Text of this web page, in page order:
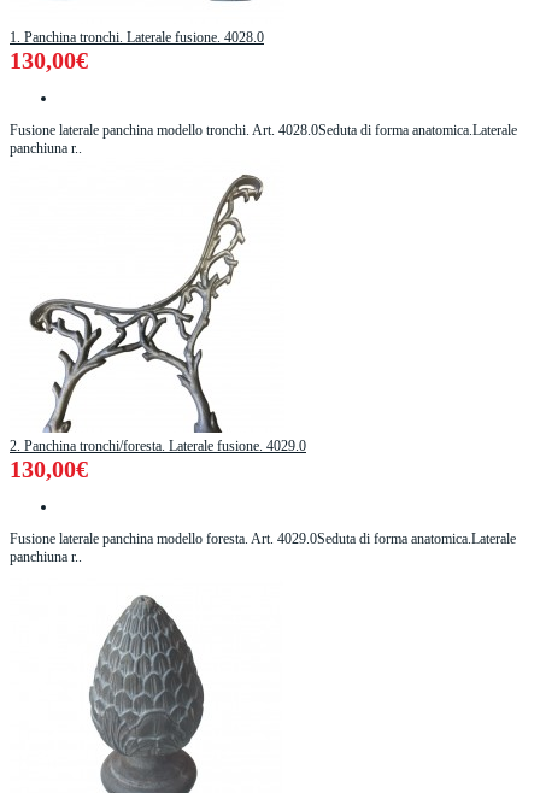
1. Panchina tronchi. Laterale fusione. 4028.0
130,00€
Fusione laterale panchina modello tronchi. Art. 4028.0Seduta di forma anatomica.Laterale
panchiuna r..
2. Panchina tronchi/foresta. Laterale fusione. 4029.0
130,00€
Fusione laterale panchina modello foresta. Art. 4029.0Seduta di forma anatomica.Laterale
panchiuna r..